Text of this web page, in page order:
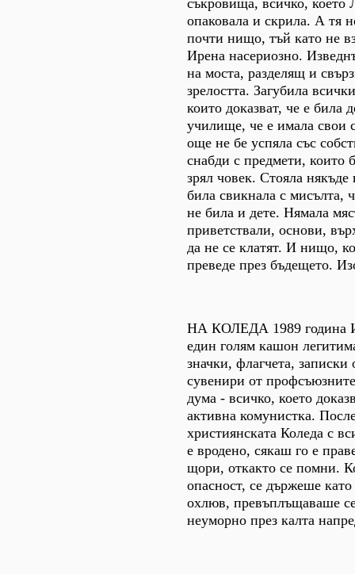
опаковала и скрила. А тя
почти нищо, тъй като не
Ирена насериозно.
на моста, разделящ и
зрелостта. Загубила
които доказват, че е била
училище, че е имала свои
още не бе успяла със
снабди с предмети, които
зрял човек. Стояла
била свикнала с мисълта,
не била и дете. Нямала
приветствали, основи,
да не се клатят. И нищо,
преведе през бъдещето.
НА КОЛЕДА 1989 година
един голям кашон
значки, флагчета, записки
сувенири от
дума - всичко, което
активна комунистка.
християнската Коледа с
е вродено, сякаш го е
щори, откакто се помни.
опасност, се държеше
охлюв, превъплъщаваше
неуморно през калта